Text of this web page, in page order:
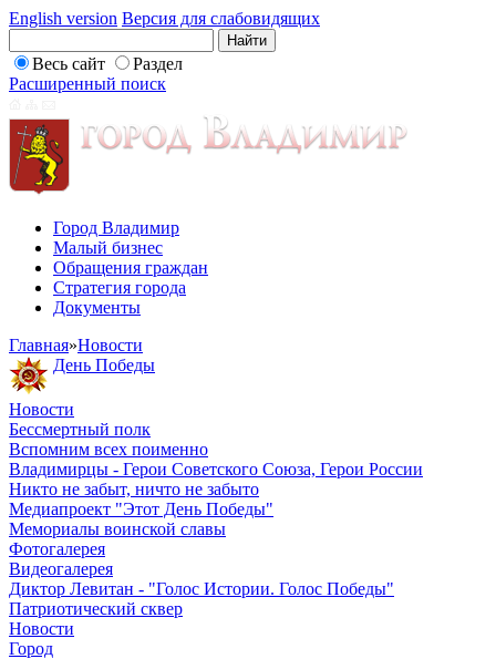
English version Версия для слабовидящих
Весь сайт
Раздел
Расширенный поиск
Город Владимир
Малый бизнес
Обращения граждан
Стратегия города
Документы
Главная»Новости
День Победы
Новости
Бессмертный полк
Вспомним всех поименно
Владимирцы - Герои Советского Союза, Герои России
Никто не забыт, ничто не забыто
Медиапроект "Этот День Победы"
Мемориалы воинской славы
Фотогалерея
Видеогалерея
Диктор Левитан - "Голос Истории. Голос Победы"
Патриотический сквер
Новости
Город